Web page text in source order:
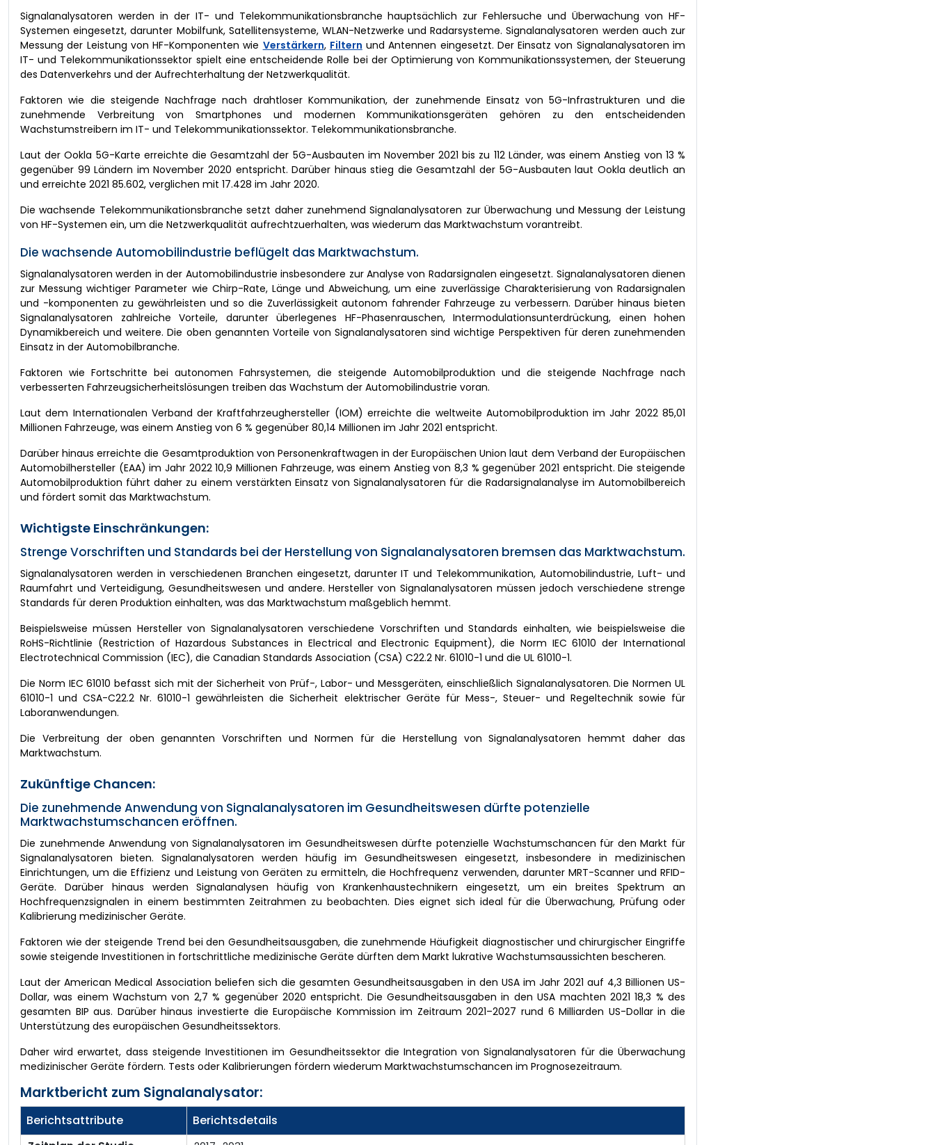
Signalanalysatoren werden in der IT- und Telekommunikationsbranche hauptsächlich zur Fehlersuche und Überwachung von HF-
Systemen eingesetzt, darunter Mobilfunk, Satellitensysteme, WLAN-Netzwerke und Radarsysteme. Signalanalysatoren werden auch zur
Messung der Leistung von HF-Komponenten wie Verstärkern, Filtern und Antennen eingesetzt. Der Einsatz von Signalanalysatoren im
IT- und Telekommunikationssektor spielt eine entscheidende Rolle bei der Optimierung von Kommunikationssystemen, der Steuerung
des Datenverkehrs und der Aufrechterhaltung der Netzwerkqualität.
Faktoren wie die steigende Nachfrage nach drahtloser Kommunikation, der zunehmende Einsatz von 5G-Infrastrukturen und die
zunehmende Verbreitung von Smartphones und modernen Kommunikationsgeräten gehören zu den entscheidenden
Wachstumstreibern im IT- und Telekommunikationssektor. Telekommunikationsbranche.
Laut der Ookla 5G-Karte erreichte die Gesamtzahl der 5G-Ausbauten im November 2021 bis zu 112 Länder, was einem Anstieg von 13 %
gegenüber 99 Ländern im November 2020 entspricht. Darüber hinaus stieg die Gesamtzahl der 5G-Ausbauten laut Ookla deutlich an
und erreichte 2021 85.602, verglichen mit 17.428 im Jahr 2020.
Die wachsende Telekommunikationsbranche setzt daher zunehmend Signalanalysatoren zur Überwachung und Messung der Leistung
von HF-Systemen ein, um die Netzwerkqualität aufrechtzuerhalten, was wiederum das Marktwachstum vorantreibt.
Die wachsende Automobilindustrie beflügelt das Marktwachstum.
Signalanalysatoren werden in der Automobilindustrie insbesondere zur Analyse von Radarsignalen eingesetzt. Signalanalysatoren dienen
zur Messung wichtiger Parameter wie Chirp-Rate, Länge und Abweichung, um eine zuverlässige Charakterisierung von Radarsignalen
und -komponenten zu gewährleisten und so die Zuverlässigkeit autonom fahrender Fahrzeuge zu verbessern. Darüber hinaus bieten
Signalanalysatoren zahlreiche Vorteile, darunter überlegenes HF-Phasenrauschen, Intermodulationsunterdrückung, einen hohen
Dynamikbereich und weitere. Die oben genannten Vorteile von Signalanalysatoren sind wichtige Perspektiven für deren zunehmenden
Einsatz in der Automobilbranche.
Faktoren wie Fortschritte bei autonomen Fahrsystemen, die steigende Automobilproduktion und die steigende Nachfrage nach
verbesserten Fahrzeugsicherheitslösungen treiben das Wachstum der Automobilindustrie voran.
Laut dem Internationalen Verband der Kraftfahrzeughersteller (IOM) erreichte die weltweite Automobilproduktion im Jahr 2022 85,01
Millionen Fahrzeuge, was einem Anstieg von 6 % gegenüber 80,14 Millionen im Jahr 2021 entspricht.
Darüber hinaus erreichte die Gesamtproduktion von Personenkraftwagen in der Europäischen Union laut dem Verband der Europäischen
Automobilhersteller (EAA) im Jahr 2022 10,9 Millionen Fahrzeuge, was einem Anstieg von 8,3 % gegenüber 2021 entspricht. Die steigende
Automobilproduktion führt daher zu einem verstärkten Einsatz von Signalanalysatoren für die Radarsignalanalyse im Automobilbereich
und fördert somit das Marktwachstum.
Wichtigste Einschränkungen:
Strenge Vorschriften und Standards bei der Herstellung von Signalanalysatoren bremsen das Marktwachstum.
Signalanalysatoren werden in verschiedenen Branchen eingesetzt, darunter IT und Telekommunikation, Automobilindustrie, Luft- und
Raumfahrt und Verteidigung, Gesundheitswesen und andere. Hersteller von Signalanalysatoren müssen jedoch verschiedene strenge
Standards für deren Produktion einhalten, was das Marktwachstum maßgeblich hemmt.
Beispielsweise müssen Hersteller von Signalanalysatoren verschiedene Vorschriften und Standards einhalten, wie beispielsweise die
RoHS-Richtlinie (Restriction of Hazardous Substances in Electrical and Electronic Equipment), die Norm IEC 61010 der International
Electrotechnical Commission (IEC), die Canadian Standards Association (CSA) C22.2 Nr. 61010-1 und die UL 61010-1.
Die Norm IEC 61010 befasst sich mit der Sicherheit von Prüf-, Labor- und Messgeräten, einschließlich Signalanalysatoren. Die Normen UL
61010-1 und CSA-C22.2 Nr. 61010-1 gewährleisten die Sicherheit elektrischer Geräte für Mess-, Steuer- und Regeltechnik sowie für
Laboranwendungen.
Die Verbreitung der oben genannten Vorschriften und Normen für die Herstellung von Signalanalysatoren hemmt daher das
Marktwachstum.
Zukünftige Chancen:
Die zunehmende Anwendung von Signalanalysatoren im Gesundheitswesen dürfte potenzielle
Marktwachstumschancen eröffnen.
Die zunehmende Anwendung von Signalanalysatoren im Gesundheitswesen dürfte potenzielle Wachstumschancen für den Markt für
Signalanalysatoren bieten. Signalanalysatoren werden häufig im Gesundheitswesen eingesetzt, insbesondere in medizinischen
Einrichtungen, um die Effizienz und Leistung von Geräten zu ermitteln, die Hochfrequenz verwenden, darunter MRT-Scanner und RFID-
Geräte. Darüber hinaus werden Signalanalysen häufig von Krankenhaustechnikern eingesetzt, um ein breites Spektrum an
Hochfrequenzsignalen in einem bestimmten Zeitrahmen zu beobachten. Dies eignet sich ideal für die Überwachung, Prüfung oder
Kalibrierung medizinischer Geräte.
Faktoren wie der steigende Trend bei den Gesundheitsausgaben, die zunehmende Häufigkeit diagnostischer und chirurgischer Eingriffe
sowie steigende Investitionen in fortschrittliche medizinische Geräte dürften dem Markt lukrative Wachstumsaussichten bescheren.
Laut der American Medical Association beliefen sich die gesamten Gesundheitsausgaben in den USA im Jahr 2021 auf 4,3 Billionen US-
Dollar, was einem Wachstum von 2,7 % gegenüber 2020 entspricht. Die Gesundheitsausgaben in den USA machten 2021 18,3 % des
gesamten BIP aus. Darüber hinaus investierte die Europäische Kommission im Zeitraum 2021–2027 rund 6 Milliarden US-Dollar in die
Unterstützung des europäischen Gesundheitssektors.
Daher wird erwartet, dass steigende Investitionen im Gesundheitssektor die Integration von Signalanalysatoren für die Überwachung
medizinischer Geräte fördern. Tests oder Kalibrierungen fördern wiederum Marktwachstumschancen im Prognosezeitraum.
Marktbericht zum Signalanalysator:
Berichtsattribute Berichtsdetails